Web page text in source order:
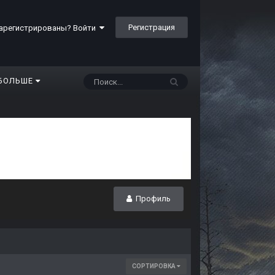
Войти Регистрация
Профиль
СОРТИРОВКА